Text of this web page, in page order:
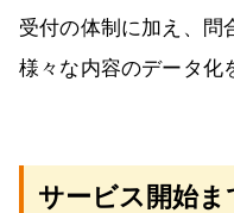
受付の体制に加え、問
様々な内容のデータ化
サービス開始